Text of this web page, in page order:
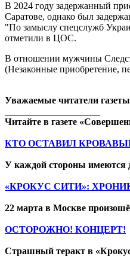
В 2024 году задержанный
Саратове, однако был
"По замыслу спецслужб
отметили в ЦОС.
В отношении мужчины
(Незаконные приобретение,
Уважаемые читатели
Читайте в газете
КТО ОСТАВИЛ
У каждой стороны имеются
«КРОКУС СИТИ»:
22 марта в Москве
ОСТОРОЖНО! КОНЦЕРТ!
Страшный теракт в